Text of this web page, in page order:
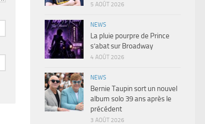
5 AOÛT 2026
NEWS
La pluie pourpre de Prince
s’abat sur Broadway
4 AOÛT 2026
NEWS
Bernie Taupin sort un nouvel
album solo 39 ans après le
précédent
3 AOÛT 2026